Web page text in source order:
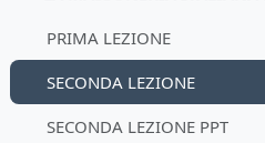
PRIMA LEZIONE
SECONDA LEZIONE
SECONDA LEZIONE PPT